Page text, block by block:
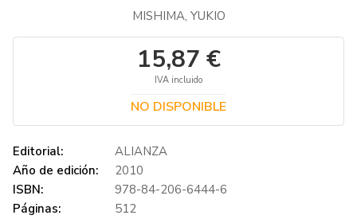
MISHIMA, YUKIO
15,87 €
IVA incluido
NO DISPONIBLE
Editorial:
ALIANZA
Año de edición:
2010
ISBN:
978-84-206-6444-6
Páginas:
512